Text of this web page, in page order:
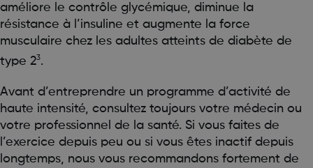
améliore le contrôle glycémique, diminue la
résistance à l’insuline et augmente la force
musculaire chez les adultes atteints de diabète de
type 23.
Avant d’entreprendre un programme d’activité de
haute intensité, consultez toujours votre médecin ou
votre professionnel de la santé. Si vous faites de
l’exercice depuis peu ou si vous êtes inactif depuis
longtemps, nous vous recommandons fortement de